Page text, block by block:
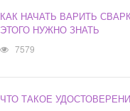
КАК НАЧАТЬ ВАРИТЬ
ЭТОГО НУЖНО ЗНАТЬ
7579
ЧТО ТАКОЕ